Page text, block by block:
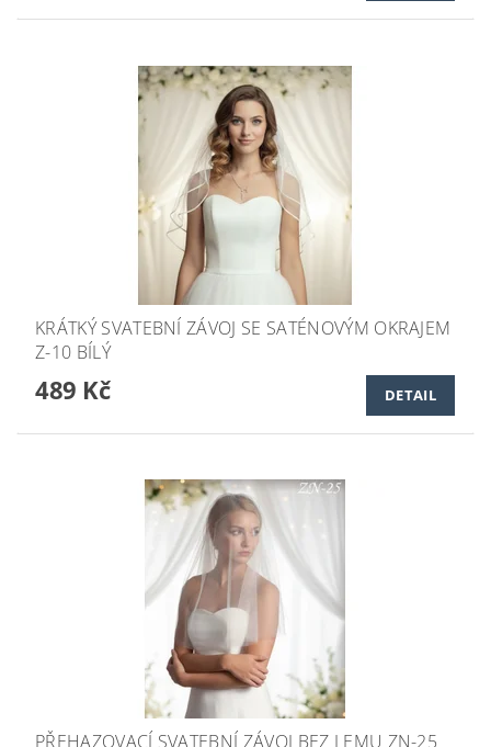
KRÁTKÝ SVATEBNÍ ZÁVOJ SE SATÉNOVÝM OKRAJEM
Z-10 BÍLÝ
489 Kč DETAIL
PŘEHAZOVACÍ SVATEBNÍ ZÁVOJ BEZ LEMU ZN-25